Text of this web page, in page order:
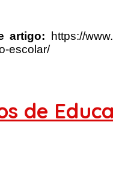
artigo:
https://
escolar/
de